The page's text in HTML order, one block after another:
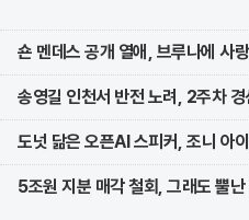
숀 멘데스 공개 열애, 브루나에 사
송영길 인천서 반전 노려, 2주차 경
도넛 닮은 오픈AI 스피커, 조니 아
5조원 지분 매각 철회, 그래도 뿔난